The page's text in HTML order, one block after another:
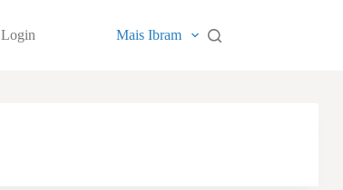
Login Mais Ibram